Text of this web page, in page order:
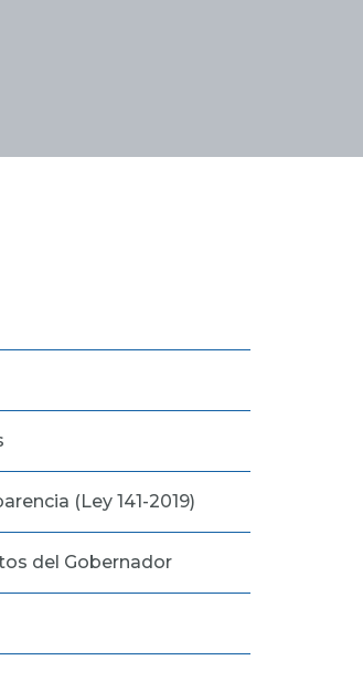
(Ley 141-2019)
del Gobernador